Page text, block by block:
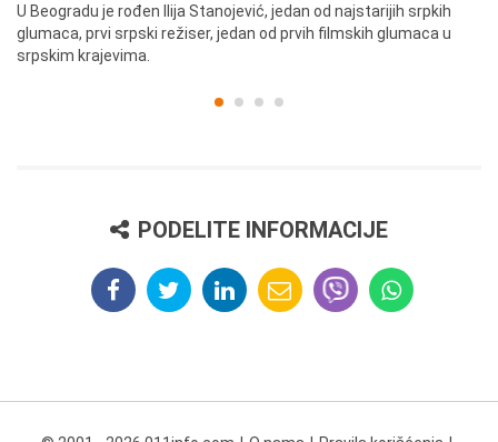
U Beogradu je rođen Ilija Stanojević, jedan od najstarijih srpkih
glumaca, prvi srpski režiser, jedan od prvih filmskih glumaca u
srpskim krajevima.
PODELITE INFORMACIJE